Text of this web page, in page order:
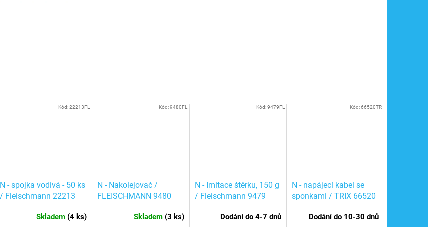
N - spojka vodivá - 50 ks
/ Fleischmann 22213
Skladem (4 ks)
Kód:22213FL
N - Nakolejovač /
FLEISCHMANN 9480
Skladem (3 ks)
Kód:9480FL
N - Imitace štěrku, 150 g
/ Fleischmann 9479
Dodání do 4-7 dnů
Kód:9479FL
N - napájecí kabel se
sponkami / TRIX 66520
Dodání do 10-30 dnů
Kód:66520TR